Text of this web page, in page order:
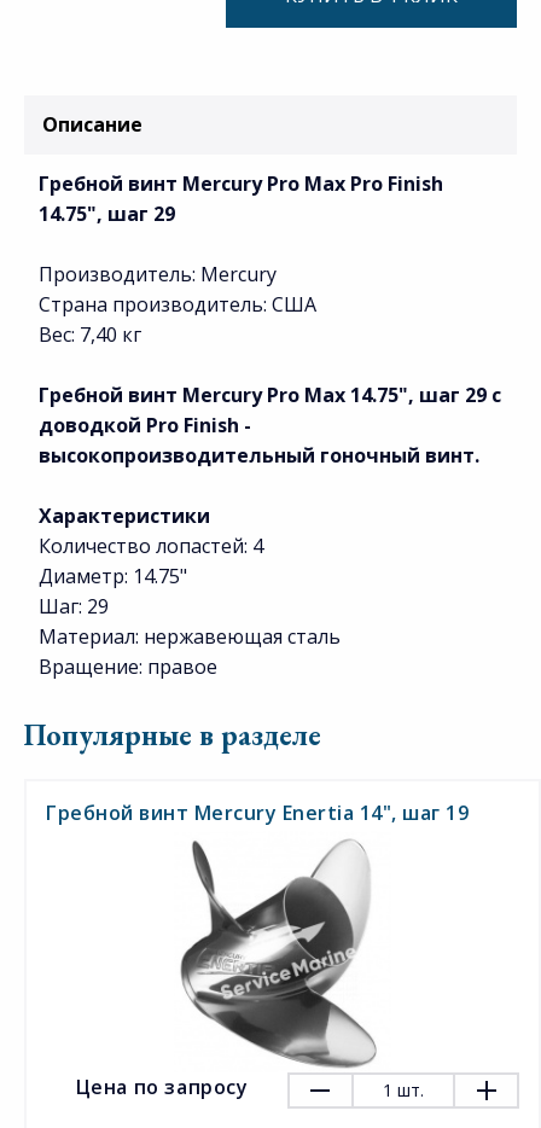
Описание
Гребной винт Mercury Pro Max Pro Finish
14.75", шаг 29
Производитель: Mercury
Страна производитель: США
Вес: 7,40 кг
Гребной винт Mercury Pro Max 14.75", шаг 29 с
доводкой Pro Finish -
высокопроизводительный гоночный винт.
Характеристики
Количество лопастей: 4
Диаметр: 14.75"
Шаг: 29
Материал: нержавеющая сталь
Вращение: правое
Популярные в разделе
Гребной винт Mercury Enertia 14", шаг 19
Цена по запросу 1 шт.